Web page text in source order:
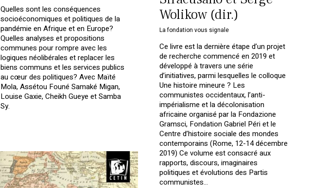
Wolikow (dir.)
La fondation vous signale
Ce livre est la dernière étape d’un projet
de recherche commencé en 2019 et
développé à travers une série
d’initiatives, parmi lesquelles le colloque
Une histoire mineure ? Les
communistes occidentaux, l’anti-
impérialisme et la décolonisation
africaine organisé par la Fondazione
Gramsci, Fondation Gabriel Péri et le
Centre d’histoire sociale des mondes
contemporains (Rome, 12-14 décembre
2019) Ce volume est consacré aux
rapports, discours, imaginaires
politiques et évolutions des Partis
communistes…
Quelles sont les conséquences
socioéconomiques et politiques de la
pandémie en Afrique et en Europe?
Quelles analyses et propositions
communes pour rompre avec les
logiques néolibérales et replacer les
biens communs et les services publics
au cœur des politiques? Avec Maïté
Mola, Assétou Founé Samaké Migan,
Louise Gaxie, Cheikh Gueye et Samba
Sy.